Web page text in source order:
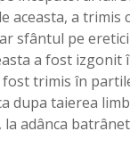
a trimis
sfântul pe
a fost izgonit
trimis în
dupa taierea
adânca